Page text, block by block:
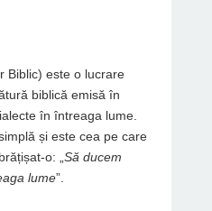
Biblic) este o lucrare
biblică emisă în
în întreaga lume.
și este cea pe care
o: „ Să ducem
lume”.